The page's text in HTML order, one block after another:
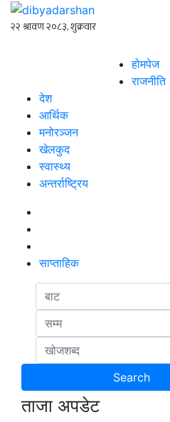
होमपेज
राजनीति
देश
आर्थिक
मनोरञ्जन
खेलकुद
स्वास्थ्य
अन्तर्राष्ट्रिय
साप्ताहिक
ताजा अपडेट